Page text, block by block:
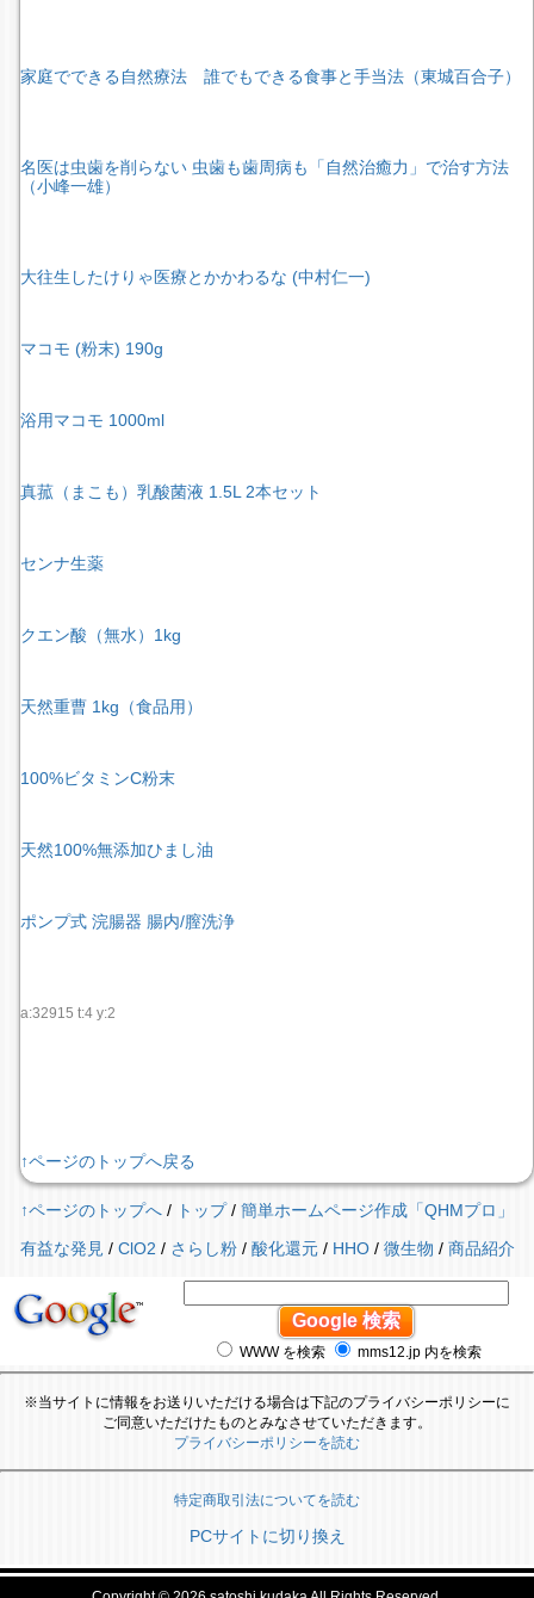
家庭でできる自然療法 誰でもできる食事と手当法（東城百合子）
名医は虫歯を削らない 虫歯も歯周病も「自然治癒力」で治す方法
（小峰一雄）
大往生したけりゃ医療とかかわるな (中村仁一)
マコモ (粉末) 190g
浴用マコモ 1000ml
真菰（まこも）乳酸菌液 1.5L 2本セット
センナ生薬
クエン酸（無水）1kg
天然重曹 1kg（食品用）
100%ビタミンC粉末
天然100%無添加ひまし油
ポンプ式 浣腸器 腸内/膣洗浄
a:32915 t:4 y:2
↑ページのトップへ戻る
↑ページのトップへ / トップ/ 簡単ホームページ作成「QHMプロ」
有益な発見 / ClO2 / さらし粉/ 酸化還元/ HHO/ 微生物 / 商品紹介
WWW を検索 mms12.jp 内を検索
※当サイトに情報をお送りいただける場合は下記のプライバシーポリシーに
ご同意いただけたものとみなさせていただきます。
プライバシーポリシーを読む
特定商取引法についてを読む
PCサイトに切り換え